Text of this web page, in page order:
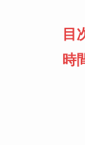
目
時